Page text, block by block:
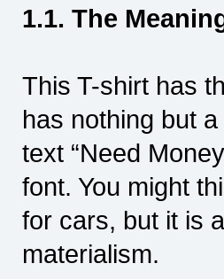
1.1. The
This T-shirt has
has nothing but
text “Need
font. You might
for cars, but it is
materialism.